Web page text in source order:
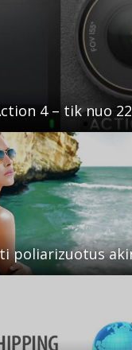
4 – tik nuo
poliarizuotus